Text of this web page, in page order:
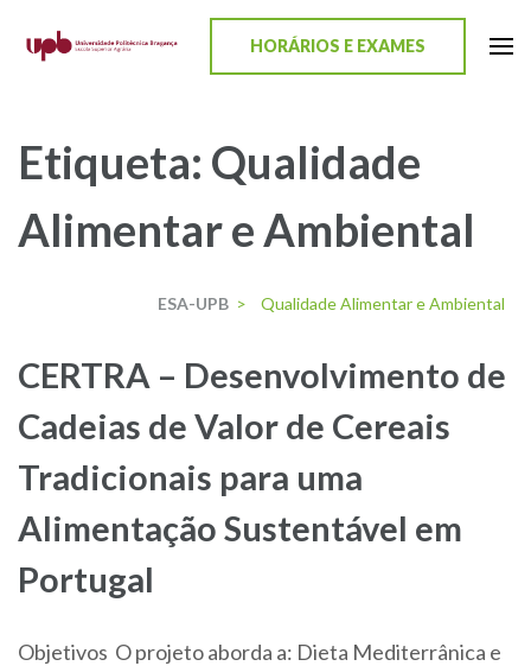
HORÁRIOS E EXAMES
Etiqueta: Qualidade
Alimentar e Ambiental
ESA-UPB > Qualidade Alimentar e Ambiental
CERTRA – Desenvolvimento de
Cadeias de Valor de Cereais
Tradicionais para uma
Alimentação Sustentável em
Portugal
Objetivos O projeto aborda a: Dieta Mediterrânica e